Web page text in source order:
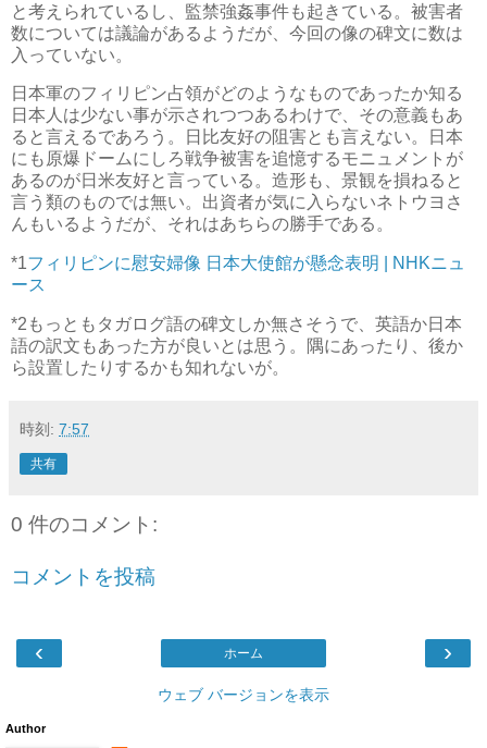
と考えられているし、監禁強姦事件も起きている。被害者
数については議論があるようだが、今回の像の碑文に数は
入っていない。
日本軍のフィリピン占領がどのようなものであったか知る
日本人は少ない事が示されつつあるわけで、その意義もあ
ると言えるであろう。日比友好の阻害とも言えない。日本
にも原爆ドームにしろ戦争被害を追憶するモニュメントが
あるのが日米友好と言っている。造形も、景観を損ねると
言う類のものでは無い。出資者が気に入らないネトウヨさ
んもいるようだが、それはあちらの勝手である。
*1フィリピンに慰安婦像 日本大使館が懸念表明 | NHKニュ
ース
*2 もっともタガログ語の碑文しか無さそうで、英語か日本
語の訳文もあった方が良いとは思う。隅にあったり、後か
ら設置したりするかも知れないが。
時刻: 7:57
共有
0 件のコメント:
コメントを投稿
‹ ›
ホーム
ウェブ バージョンを表示
Author